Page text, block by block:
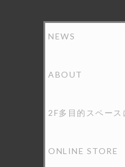
NEWS
ABOUT
2F多目的スペース
ONLINE STORE